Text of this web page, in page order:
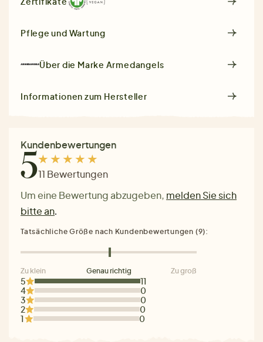
Pflege und Wartung
Über die Marke Armedangels
Informationen zum Hersteller
Kundenbewertungen
511 Bewertungen
Um eine Bewertung abzugeben, melden Sie sich
bitte an.
5
11
4
0
3
0
2
0
1
0
Tatsächliche Größe nach Kundenbewertungen (9):
Zu klein Genau richtig Zu groß